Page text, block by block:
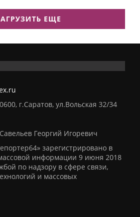
ЕЩЕ
г.Саратов, ул.Вольская 32/34
Георгий Игоревич
зарегистрировано в
информации 9 июня 2018
по надзору в сфере связи,
и массовых